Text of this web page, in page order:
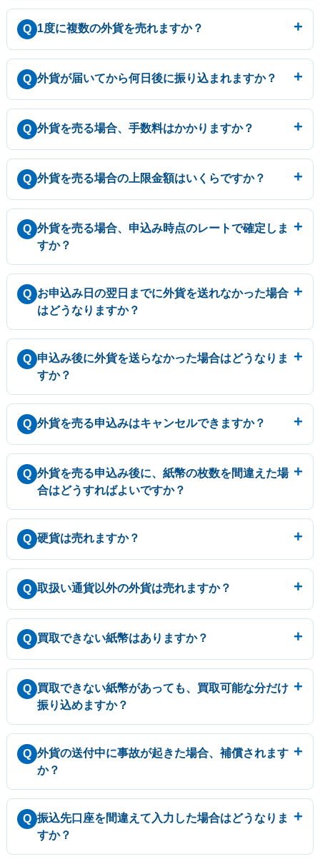
Q 1度に複数の外貨を売れますか？
Q 外貨が届いてから何日後に振り込まれますか？
Q 外貨を売る場合、手数料はかかりますか？
Q 外貨を売る場合の上限金額はいくらですか？
Q 外貨を売る場合、申込み時点のレートで確定しま
すか？
Q お申込み日の翌日までに外貨を送れなかった場合
はどうなりますか？
Q 申込み後に外貨を送らなかった場合はどうなりま
すか？
Q 外貨を売る申込みはキャンセルできますか？
Q 外貨を売る申込み後に、紙幣の枚数を間違えた場
合はどうすればよいですか？
Q 硬貨は売れますか？
Q 取扱い通貨以外の外貨は売れますか？
Q 買取できない紙幣はありますか？
Q 買取できない紙幣があっても、買取可能な分だけ
振り込めますか？
Q 外貨の送付中に事故が起きた場合、補償されます
か？
Q 振込先口座を間違えて入力した場合はどうなりま
すか？